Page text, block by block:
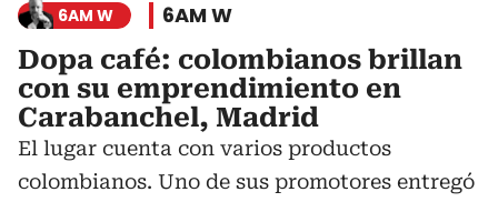
6AM W 6AM W
Dopa café: colombianos brillan
con su emprendimiento en
Carabanchel, Madrid
El lugar cuenta con varios productos
colombianos. Uno de sus promotores entregó